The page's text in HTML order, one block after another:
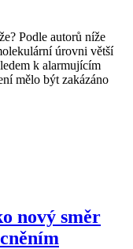
Podle autorů níže
úrovni větší
k alarmujícím
mělo být zakázáno
nový směr